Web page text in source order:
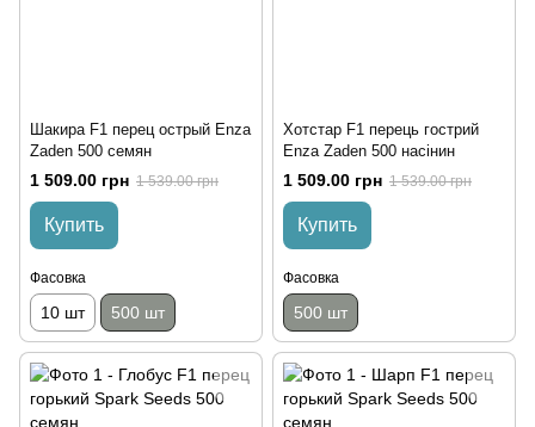
Шакира F1 перец острый Enza
Zaden 500 семян
1 509.00 грн 1 539.00 грн
Купить
Фасовка
10 шт 500 шт
Хотстар F1 перець гострий
Enza Zaden 500 насінин
1 509.00 грн 1 539.00 грн
Купить
Фасовка
500 шт